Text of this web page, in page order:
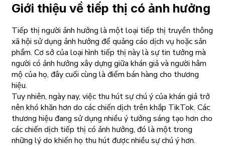
Giới thiệu về tiếp thị có ảnh hưởng
Tiếp thị người ảnh hưởng là một loại tiếp thị truyền thông
xã hội sử dụng ảnh hưởng để quảng cáo dịch vụ hoặc sản
phẩm. Cơ sở của loại hình tiếp thị này là sự tin tưởng mà
người có ảnh hưởng xây dựng giữa khán giả và người hâm
mộ của họ, đây cuối cùng là điểm bán hàng cho thương
hiệu.
Tuy nhiên, ngày nay, việc thu hút sự chú ý của khán giả trở
nên khó khăn hơn do các chiến dịch trên khắp TikTok. Các
thương hiệu đang sử dụng nhiều ý tưởng sáng tạo hơn cho
các chiến dịch tiếp thị có ảnh hưởng, đó là một trong
những lý do khiến họ thu hút được nhiều sự chú ý hơn.